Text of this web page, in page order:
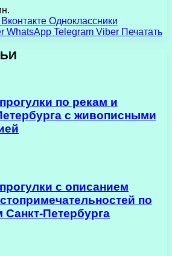
Вконтакте Одноклассники
WhatsApp Telegram Viber Печатать
по рекам и
с живописными
с описанием
по
Санкт-Петербурга